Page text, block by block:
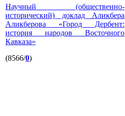
Научный (общественно-
исторический) доклад Аликбера
Аликберова «Город Дербент:
история народов Восточного
Кавказа»
(8566/0)